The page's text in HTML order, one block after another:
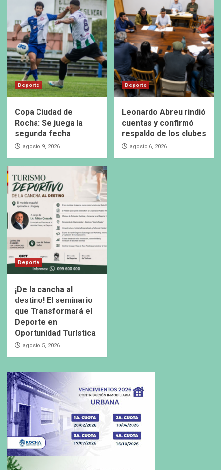
Deporte
Copa Ciudad de
Rocha: Se juega la
segunda fecha
agosto 9, 2026
Deporte
Leonardo Abreu rindió
cuentas y confirmó
respaldo de los clubes
agosto 6, 2026
Deporte
¡De la cancha al
destino! El seminario
que Transformará el
Deporte en
Oportunidad Turística
agosto 5, 2026